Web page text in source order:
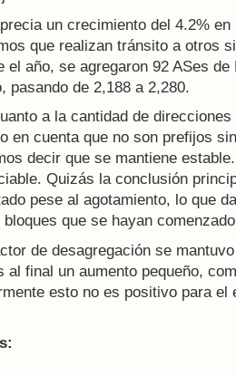
un crecimiento del 4.2% en
que realizan tránsito a otros
el año, se agregaron 92 ASes
pasando de 2,188 a 2,280.
a la cantidad de
en cuenta que no son prefijos
decir que se mantiene
Quizás la conclusión
pese al agotamiento, lo que
bloques que se hayan
de desagregación se
al final un aumento pequeño,
esto no es positivo para el